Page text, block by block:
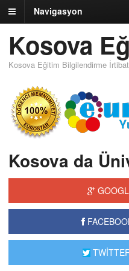
Navigasyon
Kosova
Kosova Eğitim Bilgilendirme
Kosova da